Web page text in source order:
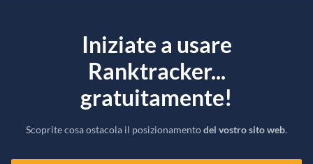
Iniziate a usare
Ranktracker...
gratuitamente!
Scoprite cosa ostacola il posizionamentodel vostro sito web.